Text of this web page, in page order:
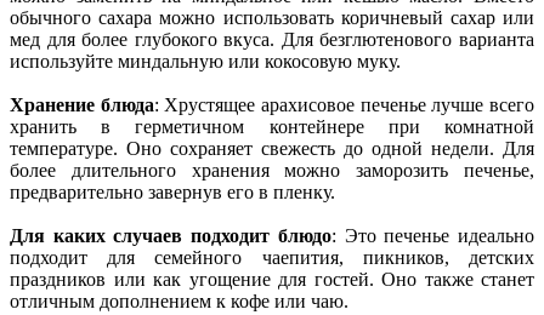
обычного сахара можно использовать коричневый сахар или
мед для более глубокого вкуса. Для безглютенового варианта
используйте миндальную или кокосовую муку.
Хранение блюда: Хрустящее арахисовое печенье лучше всего
хранить в герметичном контейнере при комнатной
температуре. Оно сохраняет свежесть до одной недели. Для
более длительного хранения можно заморозить печенье,
предварительно завернув его в пленку.
Для каких случаев подходит блюдо: Это печенье идеально
подходит для семейного чаепития, пикников, детских
праздников или как угощение для гостей. Оно также станет
отличным дополнением к кофе или чаю.